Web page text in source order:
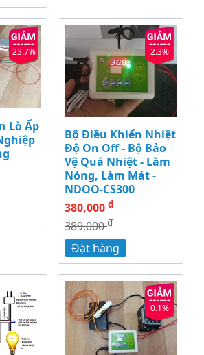
23.7%
Lò Ấp
2.3%
Bộ Điều Khiển Nhiệt
Độ On Off - Bộ Bảo
Vệ Quá Nhiệt - Làm
Nóng, Làm Mát -
NDOO-CS300
380,000 đ
389,000đ
Đặt hàng
0.1%